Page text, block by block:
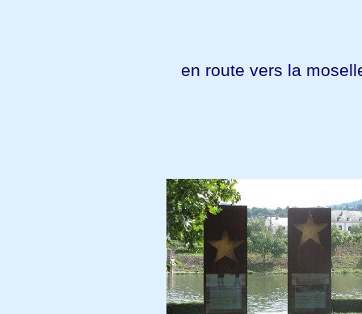
en route vers la